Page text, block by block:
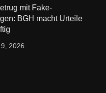
mit Fake-
BGH macht Urteile
2026